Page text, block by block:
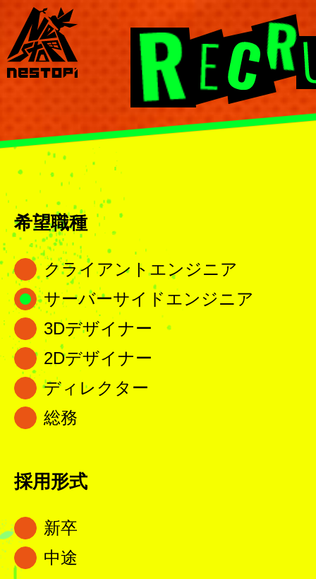
希望職種
クライアントエンジニア
サーバーサイドエンジニア
3Dデザイナー
2Dデザイナー
ディレクター
総務
採用形式
新卒
中途